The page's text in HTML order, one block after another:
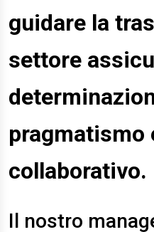
guidare la
settore
pragmatismo
collaborativo.
Il nostro